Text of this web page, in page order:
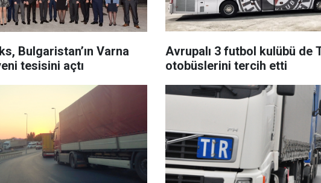
Bulgaristan’ın Varna
tesisini açtı
Avrupalı 3 futbol kulübü de
otobüslerini tercih etti